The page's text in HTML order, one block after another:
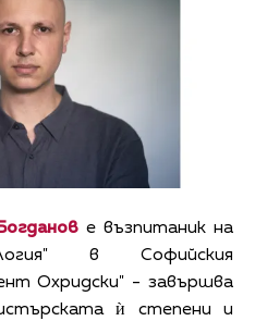
е възпитаник на
в Софийския
Охридски" - завършва
ѝ степени и